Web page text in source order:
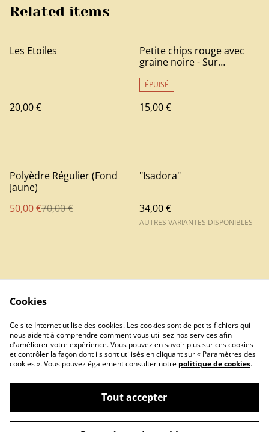
Related items
Les Etoiles
20,00 €
Petite chips rouge avec
graine noire - Sur
ÉPUISÉ
15,00 €
%
Polyèdre Régulier (Fond
Jaune)
50,00 €70,00 €
"Isadora"
34,00 €
AUTRES VARIANTES DISPONIBLES
Contact
©2026
Miroir d'Ebène - Cabinet de curiosités autour
du Vinyle
Cookies
Ce site Internet utilise des cookies. Les cookies sont de petits fichiers qui
nous aident à comprendre comment vous utilisez nos services afin
d'améliorer votre expérience. Vous pouvez en savoir plus sur ces cookies
et contrôler la façon dont ils sont utilisés en cliquant sur « Paramètres des
cookies ». Vous pouvez également consulter notre politique de cookies.
Tout accepter